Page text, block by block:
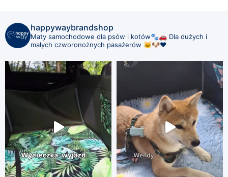
happywaybrandshop
Maty samochodowe dla psów i kotów🐾🚗 Dla dużych i
małych czworonożnych pasażerów 🐱🐶❤️